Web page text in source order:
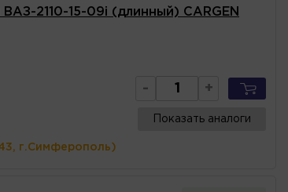
2110-15-09i (длинный) CARGEN
- +
Показать аналоги
г.Симферополь)